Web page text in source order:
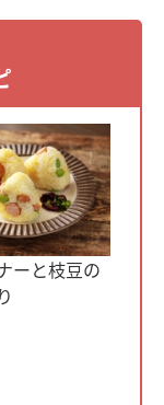
ーと枝豆の